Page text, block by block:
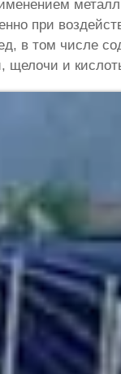
при
в том числе
щелочи и